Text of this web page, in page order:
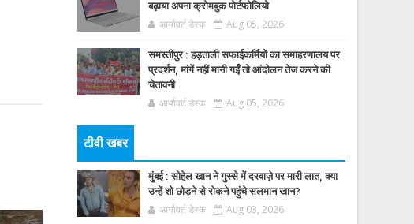
बढ़ाया अपना क्रोमबुक पोर्टफोलियो
आर्यावर्त डेस्क Aug 05, 2026
समस्तीपुर : हड़ताली सफाईकर्मियों का समाहरणालय पर
प्रदर्शन, मांगें नहीं मानी गईं तो आंदोलन तेज करने की
चेतावनी
आर्यावर्त डेस्क Aug 05, 2026
टीवी खबर
मुंबई : सोहेल खान ने गुस्से में दरवाज़े पर मारी लात, क्या
उन्हें शो छोड़ने से रोकने पहुंचे सलमान खान?
आर्यावर्त डेस्क Aug 03, 2026